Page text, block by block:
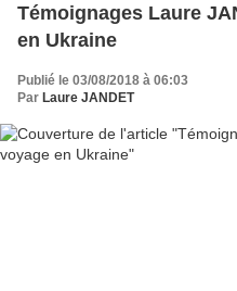
Témoignages Laure
en Ukraine
Publié le 03/08/2018 à 06:03
Par Laure JANDET